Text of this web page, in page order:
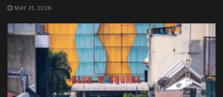
MAY 31, 2026